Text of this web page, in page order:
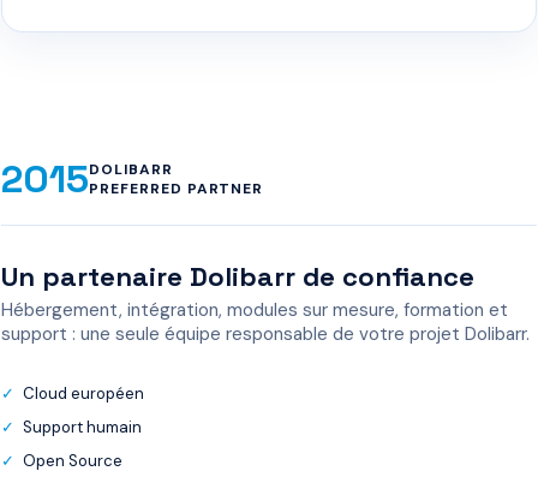
2015DOLIBARR
PREFERRED PARTNER
Un partenaire Dolibarr de confiance
Hébergement, intégration, modules sur mesure, formation et
support : une seule équipe responsable de votre projet Dolibarr.
Cloud européen
Support humain
Open Source